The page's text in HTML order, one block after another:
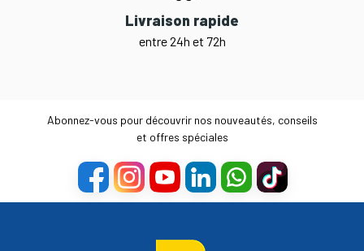
Livraison rapide
entre 24h et 72h
Abonnez-vous pour découvrir nos nouveautés, conseils
et offres spéciales